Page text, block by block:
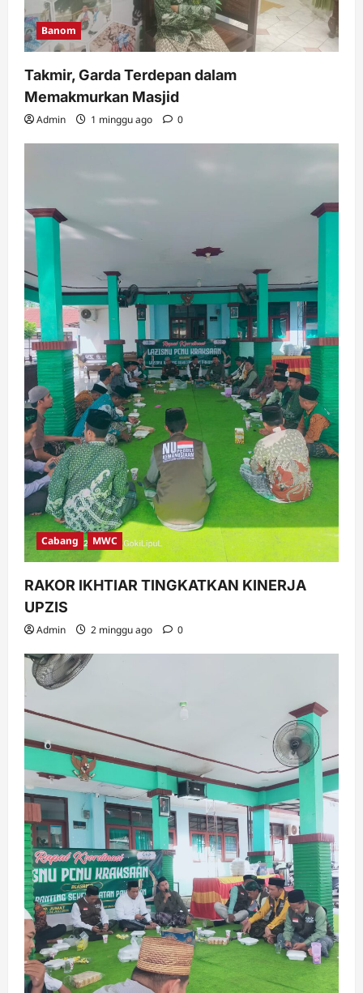
5 Admin 3 minggu ago
0
Banom
Takmir, Garda Terdepan dalam
Memakmurkan Masjid
Admin 1 minggu ago 0
Cabang MWC
RAKOR IKHTIAR TINGKATKAN KINERJA
UPZIS
Admin 2 minggu ago 0